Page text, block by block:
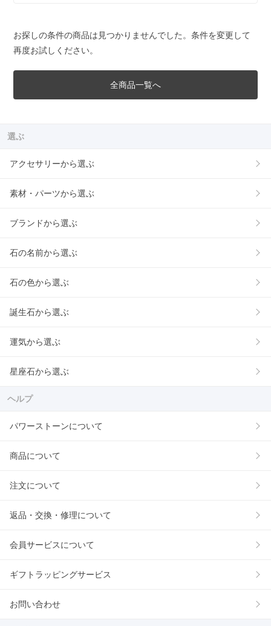
お探しの条件の商品は見つかりませんでした。条件を変更して
再度お試しください。
全商品一覧へ
選ぶ
アクセサリーから選ぶ
素材・パーツから選ぶ
ブランドから選ぶ
石の名前から選ぶ
石の色から選ぶ
誕生石から選ぶ
運気から選ぶ
星座石から選ぶ
ヘルプ
パワーストーンについて
商品について
注文について
返品・交換・修理について
会員サービスについて
ギフトラッピングサービス
お問い合わせ